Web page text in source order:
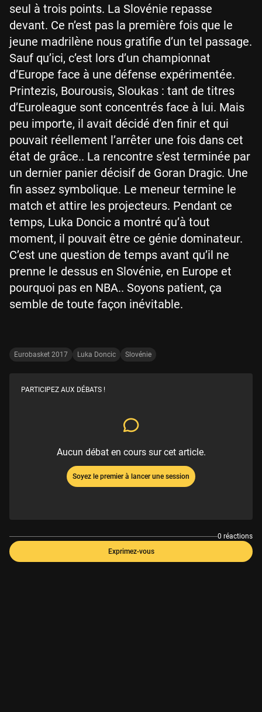
seul à trois points. La Slovénie repasse
devant. Ce n’est pas la première fois que le
jeune madrilène nous gratifie d’un tel passage.
Sauf qu’ici, c’est lors d’un championnat
d’Europe face à une défense expérimentée.
Printezis, Bourousis, Sloukas : tant de titres
d’Euroleague sont concentrés face à lui. Mais
peu importe, il avait décidé d’en finir et qui
pouvait réellement l’arrêter une fois dans cet
état de grâce.. La rencontre s’est terminée par
un dernier panier décisif de Goran Dragic. Une
fin assez symbolique. Le meneur termine le
match et attire les projecteurs. Pendant ce
temps, Luka Doncic a montré qu’à tout
moment, il pouvait être ce génie dominateur.
C’est une question de temps avant qu’il ne
prenne le dessus en Slovénie, en Europe et
pourquoi pas en NBA.. Soyons patient, ça
semble de toute façon inévitable.
Eurobasket 2017 Luka Doncic Slovénie
PARTICIPEZ AUX DÉBATS !
Aucun débat en cours sur cet article.
Soyez le premier à lancer une session
0 réactions
Exprimez-vous